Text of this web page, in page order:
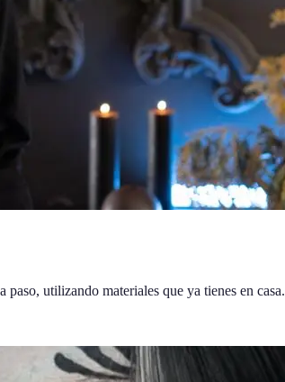
utilizando materiales que ya tienes en casa.